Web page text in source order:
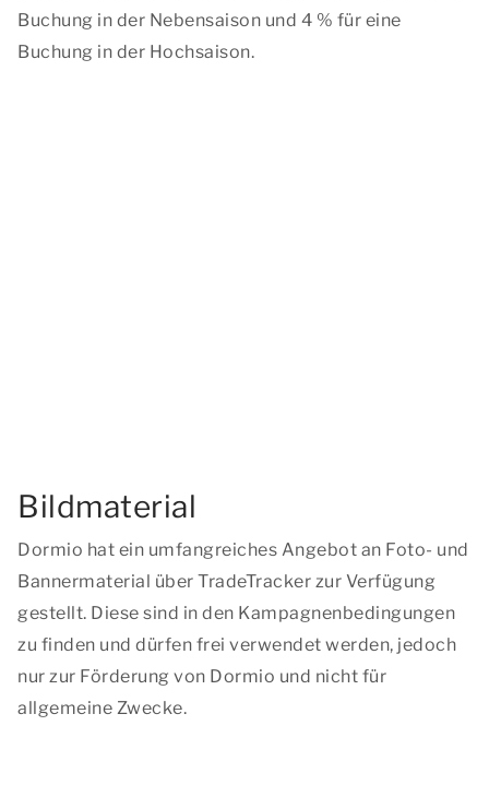
Buchung in der Nebensaison und 4 % für eine
Buchung in der Hochsaison.
Bildmaterial
Dormio hat ein umfangreiches Angebot an Foto- und
Bannermaterial über TradeTracker zur Verfügung
gestellt. Diese sind in den Kampagnenbedingungen
zu finden und dürfen frei verwendet werden, jedoch
nur zur Förderung von Dormio und nicht für
allgemeine Zwecke.